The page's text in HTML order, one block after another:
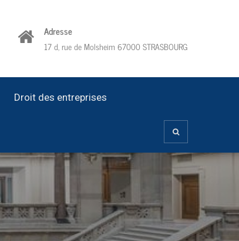
Adresse
17 d, rue de Molsheim 67000 STRASBOURG
Droit des entreprises